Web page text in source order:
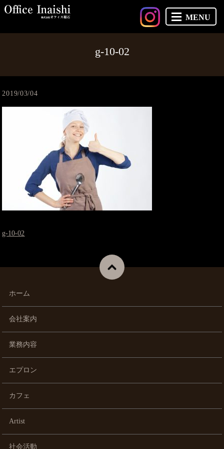
MENU
g-10-02
2019/03/04
g-10-02
ホーム
会社案内
業務内容
エプロン
カフェ
Artist
社会活動